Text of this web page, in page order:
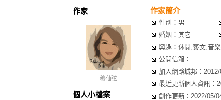
作家
穆仙弦
個人小檔案
作家簡介
性別：男
婚姻：其它
興趣：休閒,藝文,音
公開信箱：
加入網路城邦：
最近更新個人資訊：
創作更新：2022/05/